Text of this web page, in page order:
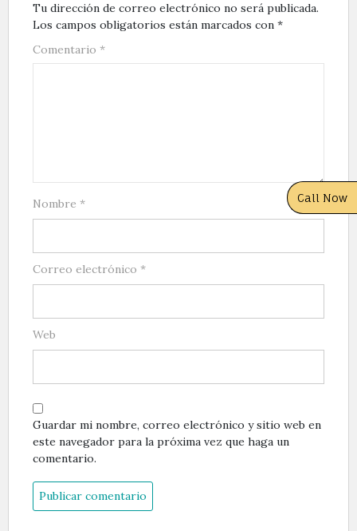
Tu dirección de correo electrónico no será publicada.
Los campos obligatorios están marcados con *
Comentario *
Nombre *
Correo electrónico *
Web
Guardar mi nombre, correo electrónico y sitio web en
este navegador para la próxima vez que haga un
comentario.
Call Now